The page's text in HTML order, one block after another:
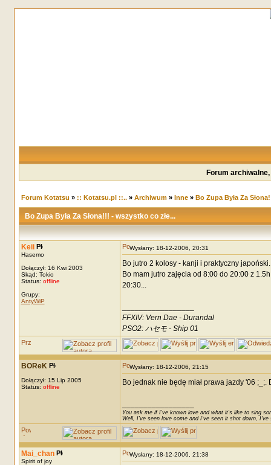
Forum
Forum Kotatsu » :: Kotatsu.pl ::..» Archiwum» Inne» Bo Zupa Była Za
Bo Zupa Była Za Słona!!! - wszystko co złe...
Keii
Hasemo
Dołączył: 16 Kwi 2003
Skąd: Tokio
Status: offline
Grupy:
AntyWiP
Wysłany: 18-12-2006, 20:31
Bo jutro 2 kolosy - kanji i praktyczny
Bo mam jutro zajęcia od 8:00 do 20:00 z
20:30...
FFXIV: Vern Dae - Durandal
PSO2: ハセモ - Ship 01
BOReK
Dołączył: 15 Lip 2005
Status: offline
Wysłany: 18-12-2006, 21:15
Bo jednak nie będę miał prawa jazdy '06
You ask me if I've known love and what it's like to sing
Well, I've seen love come and I've seen it shot down, I've
Mai_chan
Spirit of joy
Wysłany: 18-12-2006, 21:38